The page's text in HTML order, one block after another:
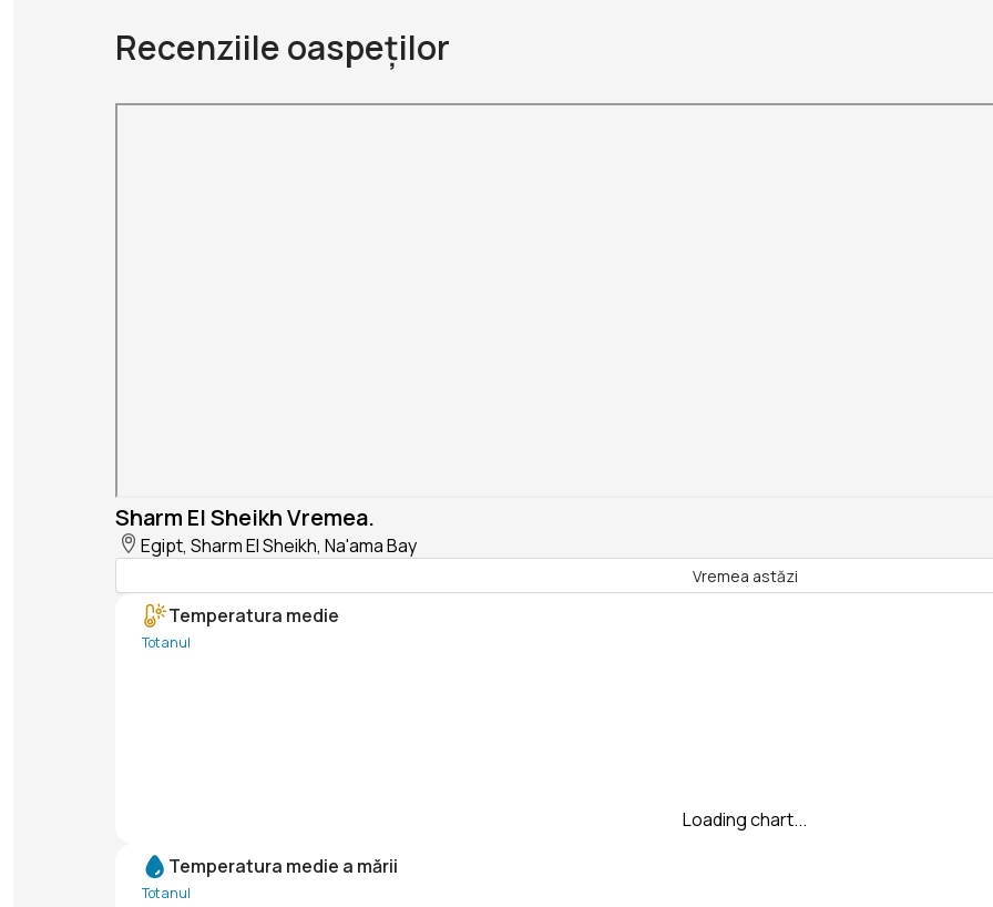
Recenziile oaspeților
Sharm El Sheikh Vremea.
Egipt, Sharm El Sheikh, Na'ama Bay
Vremea astăzi
Temperatura medie
Tot anul
Loading chart...
Temperatura medie a mării
Tot anul